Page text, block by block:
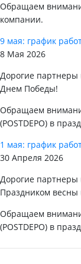
Обращаем
компании.
9 мая: график
8 Мая 2026
Дорогие партнеры
Днем Победы!
Обращаем
(POSTDEPO) в
1 мая: график
30 Апреля 2026
Дорогие партнеры
Праздником весны
Обращаем
(POSTDEPO) в